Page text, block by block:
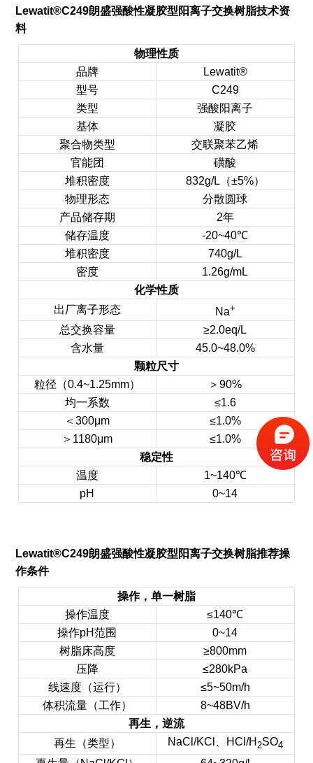
Lewatit®C249朗盛强酸性凝胶型阳离子交换树脂技术资
料
物理性质
品牌
Lewatit®
型号
C249
类型
强酸阳离子
基体
凝胶
聚合物类型
交联聚苯乙烯
官能团
磺酸
堆积密度
832g/L（±5%）
物理形态
分散圆球
产品储存期
2年
储存温度
-20~40℃
堆积密度
740g/L
密度
1.26g/mL
化学性质
出厂离子形态
Na+
总交换容量
≥2.0eq/L
含水量
45.0~48.0%
颗粒尺寸
粒径（0.4~1.25mm）
＞90%
均一系数
≤1.6
＜300μm
≤1.0%
＞1180μm
≤1.0%
稳定性
温度
1~140℃
pH
0~14
Lewatit®C249朗盛强酸性凝胶型阳离子交换树脂推荐操
作条件
操作，单一树脂
操作温度
≤140℃
操作pH范围
0~14
树脂床高度
≥800mm
压降
≤280kPa
线速度（运行）
≤5~50m/h
体积流量（工作）
8~48BV/h
再生，逆流
再生（类型）
NaCl/KCl、HCl/H 2SO4